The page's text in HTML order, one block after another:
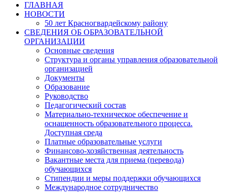
ГЛАВНАЯ
НОВОСТИ
50 лет Красногвардейскому району
СВЕДЕНИЯ ОБ ОБРАЗОВАТЕЛЬНОЙ
ОРГАНИЗАЦИИ
Основные сведения
Структура и органы управления образовательной
организацией
Документы
Образование
Руководство
Педагогический состав
Материально-техническое обеспечение и
оснащенность образовательного процесса.
Доступная среда
Платные образовательные услуги
Финансово-хозяйственная деятельность
Вакантные места для приема (перевода)
обучающихся
Стипендии и меры поддержки обучающихся
Международное сотрудничество